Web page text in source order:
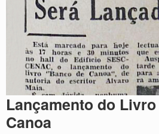
Lançamento do
Canoa